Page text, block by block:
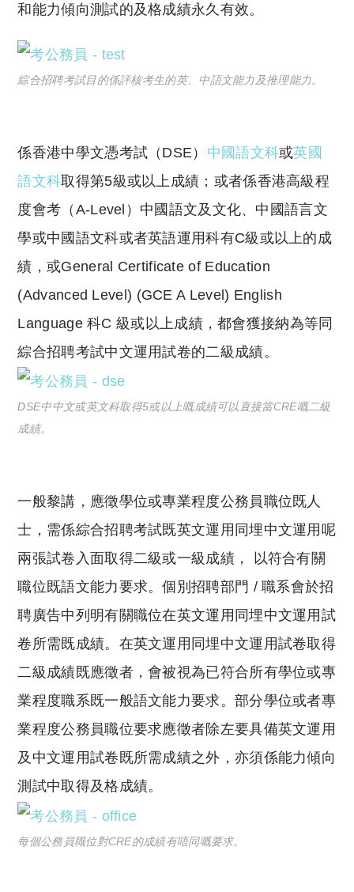
和能力傾向測試的及格成績永久有效。
綜合招聘考試目的係評核考生的英、中語文能力及推理能力。
係香港中學文憑考試（DSE） 中國語文科或英國
語文科取得第5級或以上成績；或者係香港高級程
度會考（A-Level）中國語文及文化、中國語言文
學或中國語文科或者英語運用科有C級或以上的成
績，或General Certificate of Education
(Advanced Level) (GCE A Level) English
Language 科C 級或以上成績，都會獲接納為等同
綜合招聘考試中文運用試卷的二級成績。
DSE中中文或英文科取得5或以上嘅成績可以直接當CRE嘅二級
成績。
一般黎講，應徵學位或專業程度公務員職位既人
士，需係綜合招聘考試既英文運用同埋中文運用呢
兩張試卷入面取得二級或一級成績， 以符合有關
職位既語文能力要求。個別招聘部門 / 職系會於招
聘廣告中列明有關職位在英文運用同埋中文運用試
卷所需既成績。在英文運用同埋中文運用試卷取得
二級成績既應徵者，會被視為已符合所有學位或專
業程度職系既一般語文能力要求。部分學位或者專
業程度公務員職位要求應徵者除左要具備英文運用
及中文運用試卷既所需成績之外，亦須係能力傾向
測試中取得及格成績。
每個公務員職位對CRE的成績有唔同嘅要求。